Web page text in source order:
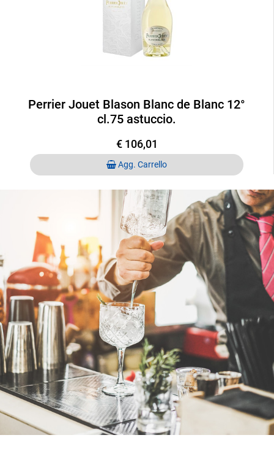
Perrier Jouet Blason Blanc de Blanc 12°
cl.75 astuccio.
€ 106,01
Quantità
Agg. Carrello